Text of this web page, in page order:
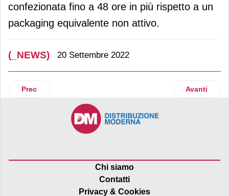
confezionata fino a 48 ore in più rispetto a un
packaging equivalente non attivo.
(_NEWS) 20 Settembre 2022
Articolo precedente: Krombacher rafforza il suo
Prec Articolo
Avanti
Chi siamo
Contatti
Privacy & Cookies